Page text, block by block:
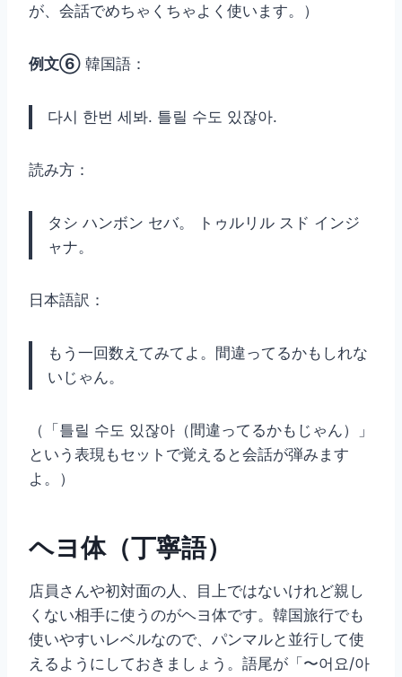
が、会話でめちゃくちゃよく使います。）
例文⑥ 韓国語：
다시 한번 세봐. 틀릴 수도 있잖아.
読み方：
タシ ハンボン セバ。 トゥルリル スド インジ
ャナ。
日本語訳：
もう一回数えてみてよ。間違ってるかもしれな
いじゃん。
（「틀릴 수도 있잖아（間違ってるかもじゃん）」
という表現もセットで覚えると会話が弾みます
よ。）
ヘヨ体（丁寧語）
店員さんや初対面の人、目上ではないけれど親し
くない相手に使うのがヘヨ体です。韓国旅行でも
使いやすいレベルなので、パンマルと並行して使
えるようにしておきましょう。語尾が「〜어요/아